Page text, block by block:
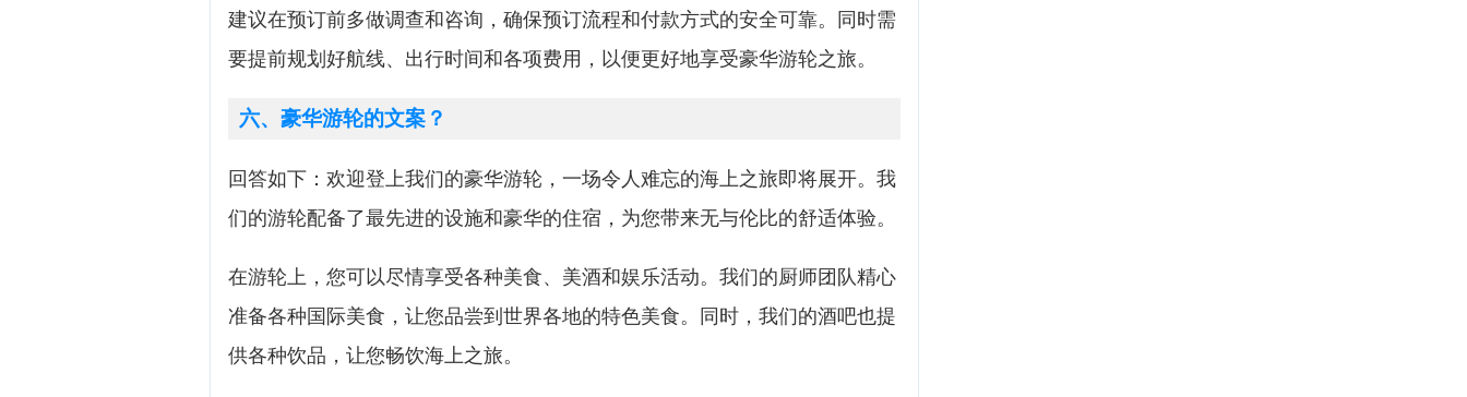
建议在预订前多做调查和咨询，确保预订流程和付款方式的安全可靠。同时需
要提前规划好航线、出行时间和各项费用，以便更好地享受豪华游轮之旅。
六、豪华游轮的文案？
回答如下：欢迎登上我们的豪华游轮，一场令人难忘的海上之旅即将展开。我
们的游轮配备了最先进的设施和豪华的住宿，为您带来无与伦比的舒适体验。
在游轮上，您可以尽情享受各种美食、美酒和娱乐活动。我们的厨师团队精心
准备各种国际美食，让您品尝到世界各地的特色美食。同时，我们的酒吧也提
供各种饮品，让您畅饮海上之旅。